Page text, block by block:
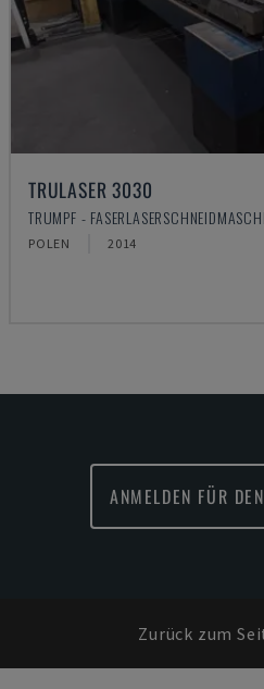
TRULASER 3030
TRUMPF -
POLEN 2014
ANMELDEN FÜR
Zurück zum